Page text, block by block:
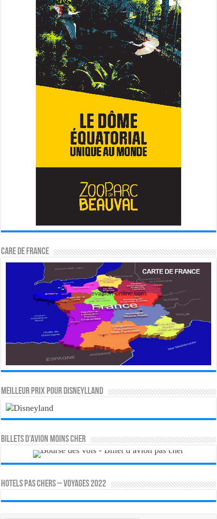
CARE DE FRANCE
MEILLEUR PRIX POUR DISNEYLLAND
Billets d’avion moins cher
HOTELS PAS CHERS – VOYAGES 2022